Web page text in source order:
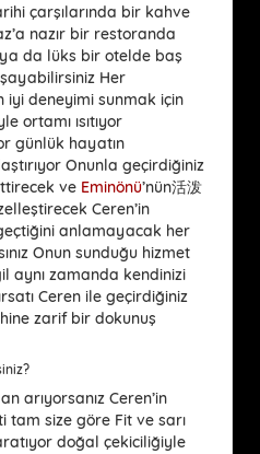
çarşılarında bir kahve
nazır bir restoranda
da lüks bir otelde baş
Her
iyi deneyimi sunmak için
ortamı ısıtıyor
günlük hayatın
Onunla geçirdiğiniz
ve Eminönü’nün活泼
Ceren’in
anlamayacak her
Onun sunduğu hizmet
aynı zamanda kendinizi
Ceren ile geçirdiğiniz
zarif bir dokunuş
arıyorsanız Ceren’in
tam size göre Fit ve sarı
doğal çekiciliğiyle